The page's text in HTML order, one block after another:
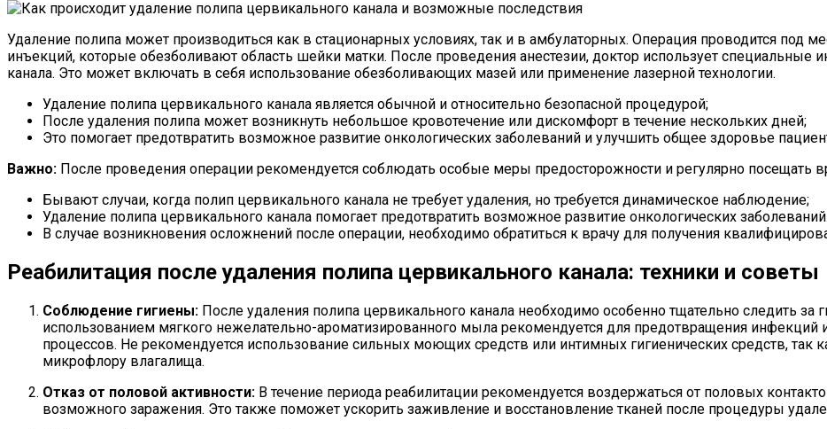
Удаление полипа может производиться как в стационарных условиях, так и в амбулаторных. Операция проводится под
инъекций, которые обезболивают область шейки матки. После проведения анестезии, доктор использует специальные
канала. Это может включать в себя использование обезболивающих мазей или применение лазерной технологии.
Удаление полипа цервикального канала является обычной и относительно безопасной процедурой;
После удаления полипа может возникнуть небольшое кровотечение или дискомфорт в течение нескольких дней;
Это помогает предотвратить возможное развитие онкологических заболеваний и улучшить общее здоровье
Важно: После проведения операции рекомендуется соблюдать особые меры предосторожности и регулярно посещать
Бывают случаи, когда полип цервикального канала не требует удаления, но требуется динамическое наблюдение;
Удаление полипа цервикального канала помогает предотвратить возможное развитие онкологических
В случае возникновения осложнений после операции, необходимо обратиться к врачу для получения
Реабилитация после удаления полипа цервикального канала: техники и советы
Соблюдение гигиены: После удаления полипа цервикального канала необходимо особенно тщательно следить за
использованием мягкого нежелательно-ароматизированного мыла рекомендуется для предотвращения инфекций
процессов. Не рекомендуется использование сильных моющих средств или интимных гигиенических средств, так
микрофлору влагалища.
Отказ от половой активности: В течение периода реабилитации рекомендуется воздержаться от половых
возможного заражения. Это также поможет ускорить заживление и восстановление тканей после процедуры